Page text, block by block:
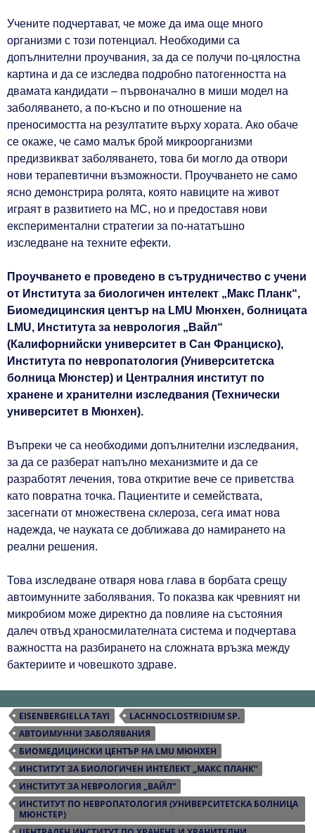
Учените подчертават, че може да има още много
организми с този потенциал. Необходими са
допълнителни проучвания, за да се получи по-цялостна
картина и да се изследва подробно патогенността на
двамата кандидати – първоначално в миши модел на
заболяването, а по-късно и по отношение на
преносимостта на резултатите върху хората. Ако обаче
се окаже, че само малък брой микроорганизми
предизвикват заболяването, това би могло да отвори
нови терапевтични възможности. Проучването не само
ясно демонстрира ролята, която навиците на живот
играят в развитието на МС, но и предоставя нови
експериментални стратегии за по-нататъшно
изследване на техните ефекти.
Проучването е проведено в сътрудничество с учени
от Института за биологичен интелект „Макс Планк“,
Биомедицинския център на LMU Мюнхен, болницата
LMU, Института за неврология „Вайл“
(Калифорнийски университет в Сан Франциско),
Института по невропатология (Университетска
болница Мюнстер) и Централния институт по
хранене и хранителни изследвания (Технически
университет в Мюнхен).
Въпреки че са необходими допълнителни изследвания,
за да се разберат напълно механизмите и да се
разработят лечения, това откритие вече се приветства
като повратна точка. Пациентите и семействата,
засегнати от множествена склероза, сега имат нова
надежда, че науката се доближава до намирането на
реални решения.
Това изследване отваря нова глава в борбата срещу
автоимунните заболявания. То показва как чревният ни
микробиом може директно да повлияе на състояния
далеч отвъд храносмилателната система и подчертава
важността на разбирането на сложната връзка между
бактериите и човешкото здраве.
EISENBERGIELLA TAYI
LACHNOCLOSTRIDIUM SP.
АВТОИМУННИ ЗАБОЛЯВАНИЯ
БИОМЕДИЦИНСКИ ЦЕНТЪР НА LMU МЮНХЕН
ИНСТИТУТ ЗА БИОЛОГИЧЕН ИНТЕЛЕКТ „МАКС ПЛАНК“
ИНСТИТУТ ЗА НЕВРОЛОГИЯ „ВАЙЛ“
ИНСТИТУТ ПО НЕВРОПАТОЛОГИЯ (УНИВЕРСИТЕТСКА БОЛНИЦА
МЮНСТЕР)